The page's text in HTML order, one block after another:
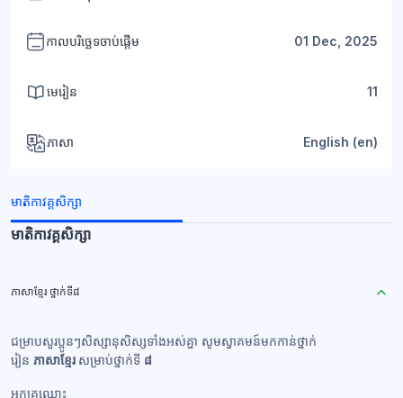
កាលបរិច្ឆេទចាប់ផ្តើម 01 Dec, 2025
មេរៀន 11
ភាសា English ‎(en)‎
មាតិកាវគ្គសិក្សា
មាតិកាវគ្គសិក្សា
ភាសាខ្មែរ ថ្នាក់ទី៨
ជម្រាបសួរប្អូនៗសិស្សានុសិស្សទាំងអស់គ្នា សូមស្វាគមន៍មកកាន់ថ្នាក់
រៀន ភាសាខ្មែរ សម្រាប់ថ្នាក់ទី ៨
អ្នកគ្រូឈ្មោះ